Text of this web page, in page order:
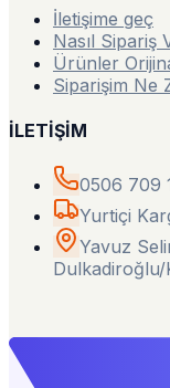
İletişime geç
Nasıl Sipariş
Ürünler
Siparişim Ne
İLETİŞİM
0506 709
Yurtiçi
Yavuz